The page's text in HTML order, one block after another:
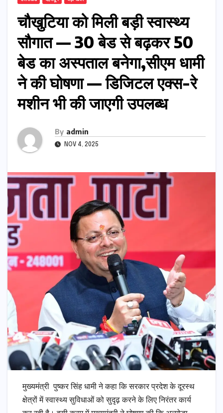
चौखुटिया को मिली बड़ी स्वास्थ्य
सौगात — 30 बेड से बढ़कर 50
बेड का अस्पताल बनेगा,सीएम धामी
ने की घोषणा — डिजिटल एक्स-रे
मशीन भी की जाएगी उपलब्ध
By admin
NOV 4, 2025
मुख्यमंत्री पुष्कर सिंह धामी ने कहा कि सरकार प्रदेश के दूरस्थ
क्षेत्रों में स्वास्थ्य सुविधाओं को सुदृढ़ करने के लिए निरंतर कार्य